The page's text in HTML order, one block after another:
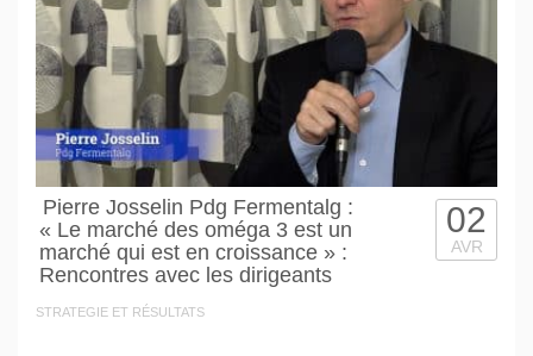
Pierre Josselin Pdg Fermentalg :
« Le marché des oméga 3 est un
marché qui est en croissance » :
Rencontres avec les dirigeants
STRATEGIE ET RÉSULTATS
02
AVR